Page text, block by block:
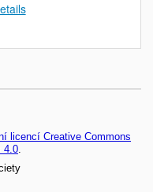
licencí Creative Commons
4.0.